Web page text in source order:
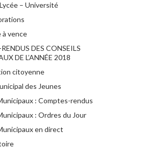
– Université
à vence
DES CONSEILS
DE L’ANNÉE 2018
citoyenne
des Jeunes
: Comptes-rendus
: Ordres du Jour
en direct